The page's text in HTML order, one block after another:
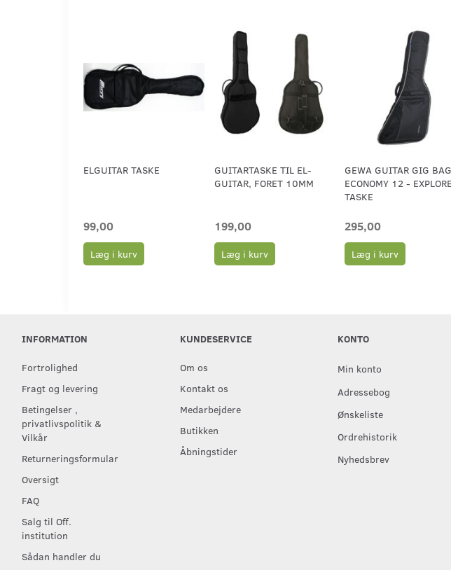
ELGUITAR TASKE
99,00
Læg i kurv
GUITARTASKE TIL EL-
GUITAR, FORET 10MM
199,00
Læg i kurv
GEWA GUITAR GIG BAG
ECONOMY 12 -
TASKE
295,00
Læg i kurv
INFORMATION
Fortrolighed
Fragt og levering
Betingelser ,
privatlivspolitik &
Vilkår
Returneringsformular
Oversigt
FAQ
Salg til Off.
institution
Sådan handler du
KUNDESERVICE
Om os
Kontakt os
Medarbejdere
Butikken
Åbningstider
KONTO
Min konto
Adressebog
Ønskeliste
Ordrehistorik
Nyhedsbrev